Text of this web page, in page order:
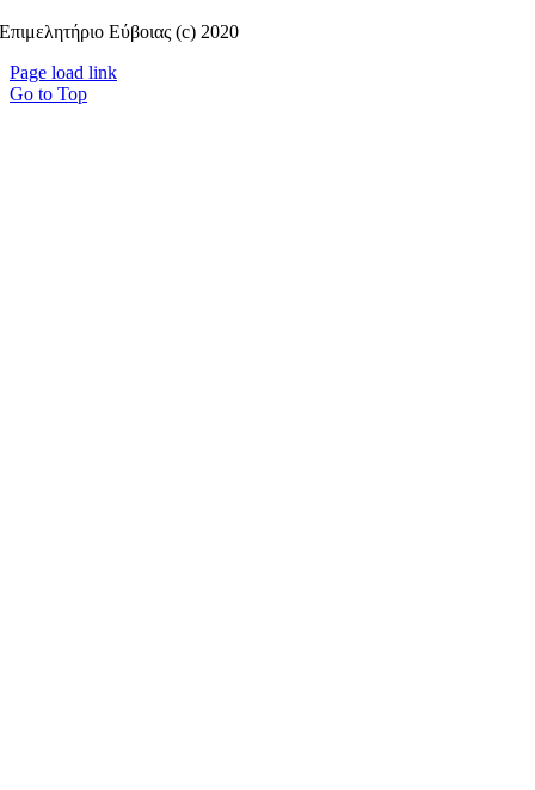
Επιμελητήριο Εύβοιας (c) 2020
Page load link
Go to Top